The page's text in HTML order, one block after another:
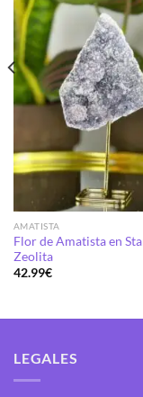
AMATISTA
Flor de Amatista en
Zeolita
42.99€
LEGALES